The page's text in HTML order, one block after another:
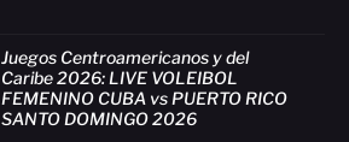
Juegos Centroamericanos y del
Caribe 2026: LIVE VOLEIBOL
FEMENINO CUBA vs PUERTO RICO
SANTO DOMINGO 2026